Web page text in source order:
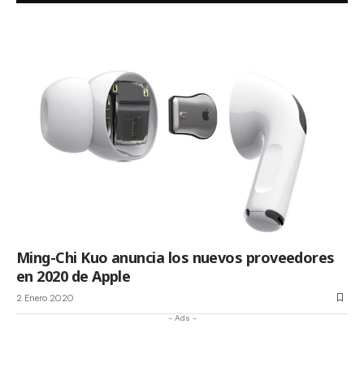
Ming-Chi Kuo anuncia los nuevos proveedores
en 2020 de Apple
2 Enero 2020
- Ads -